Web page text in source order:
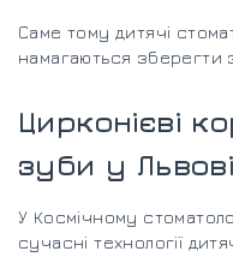
Саме тому дитячі
намагаються зберегти
Цирконієві
зуби у Львові
У Космічному
сучасні технології